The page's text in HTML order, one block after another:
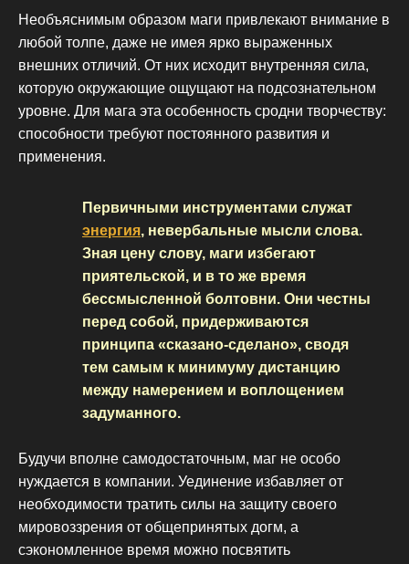
Необъяснимым образом маги привлекают внимание в
любой толпе, даже не имея ярко выраженных
внешних отличий. От них исходит внутренняя сила,
которую окружающие ощущают на подсознательном
уровне. Для мага эта особенность сродни творчеству:
способности требуют постоянного развития и
применения.
Первичными инструментами служат
энергия, невербальные мысли слова.
Зная цену слову, маги избегают
приятельской, и в то же время
бессмысленной болтовни. Они честны
перед собой, придерживаются
принципа «сказано-сделано», сводя
тем самым к минимуму дистанцию
между намерением и воплощением
задуманного.
Будучи вполне самодостаточным, маг не особо
нуждается в компании. Уединение избавляет от
необходимости тратить силы на защиту своего
мировоззрения от общепринятых догм, а
сэкономленное время можно посвятить